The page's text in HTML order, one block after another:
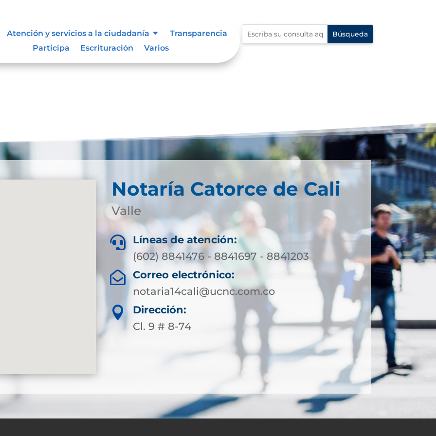
Atención y servicios a la ciudadanía
Transparencia
Participa
Escrituración Varios
de la información.
Notaría Catorce de Cali
Valle

Líneas de atención:
(602) 8841476 - 8841697 - 8841203
 Correo electrónico:
notaria14cali@ucnc.com.co

Dirección:
Cl. 9 # 8-74